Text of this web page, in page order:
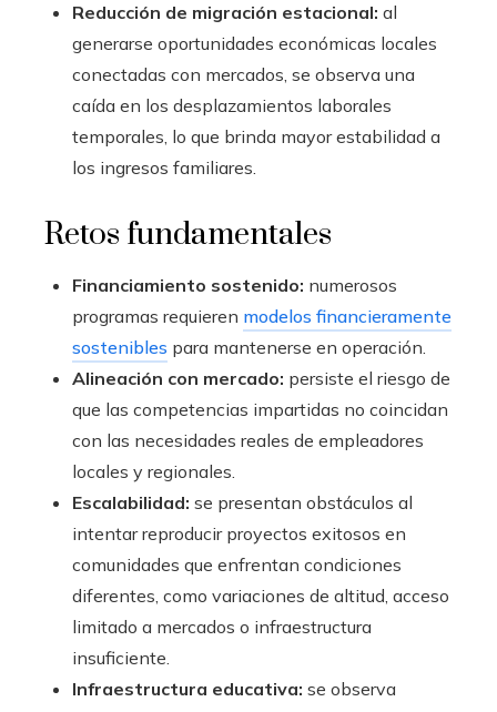
Reducción de migración estacional: al
generarse oportunidades económicas locales
conectadas con mercados, se observa una
caída en los desplazamientos laborales
temporales, lo que brinda mayor estabilidad a
los ingresos familiares.
Retos fundamentales
Financiamiento sostenido: numerosos
programas requieren modelos financieramente
sostenibles para mantenerse en operación.
Alineación con mercado: persiste el riesgo de
que las competencias impartidas no coincidan
con las necesidades reales de empleadores
locales y regionales.
Escalabilidad: se presentan obstáculos al
intentar reproducir proyectos exitosos en
comunidades que enfrentan condiciones
diferentes, como variaciones de altitud, acceso
limitado a mercados o infraestructura
insuficiente.
Infraestructura educativa: se observa